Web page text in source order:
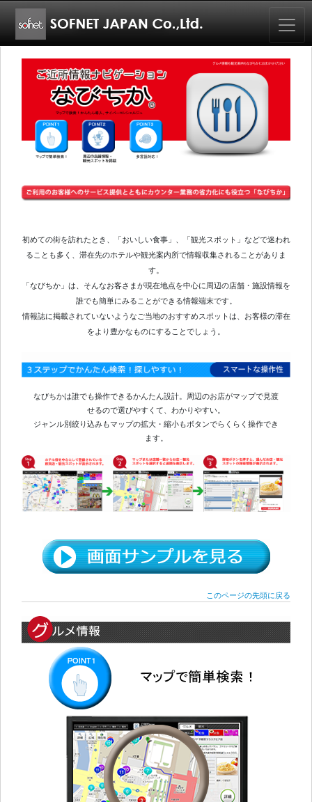
初めての街を訪れたとき、「おいしい食事」、「観光スポット」などで迷われ
ることも多く、滞在先のホテルや観光案内所で情報収集されることがありま
す。
「なびちか」は、そんなお客さまが現在地点を中心に周辺の店舗・施設情報を
誰でも簡単にみることができる情報端末です。
情報誌に掲載されていないようなご当地のおすすめスポットは、お客様の滞在
をより豊かなものにすることでしょう。
なびちかは誰でも操作できるかんたん設計。周辺のお店がマップで見渡
せるので選びやすくて、わかりやすい。
ジャンル別絞り込みもマップの拡大・縮小もボタンでらくらく操作でき
ます。
このページの先頭に戻る